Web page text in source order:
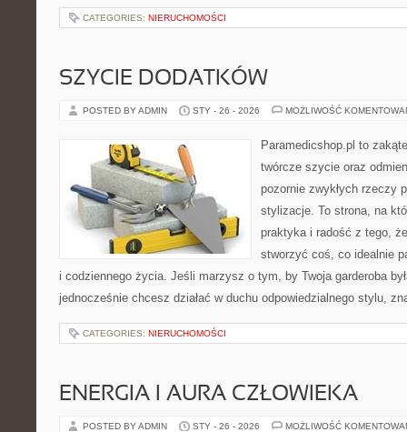
CATEGORIES: NIERUCHOMOŚCI
SZYCIE DODATKÓW
POSTED BY ADMIN STY - 26 - 2026 MOŻLIWOŚĆ
Paramedicshop.pl to
twórcze szycie oraz
pozornie zwykłych rzeczy
stylizacje. To strona, na
praktyka i radość z tego,
stworzyć coś, co idealnie
i codziennego życia. Jeśli marzysz o tym, by Twoja garderoba
jednocześnie chcesz działać w duchu odpowiedzialnego stylu,
CATEGORIES: NIERUCHOMOŚCI
ENERGIA I AURA CZŁOWIEKA
POSTED BY ADMIN STY - 26 - 2026 MOŻLIWOŚĆ